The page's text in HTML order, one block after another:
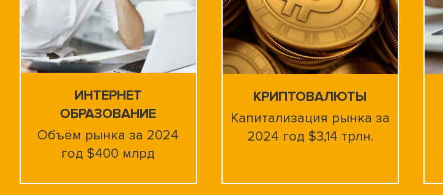
ИНТЕРНЕТ
ОБРАЗОВАНИЕ
Объём рынка за 2024
год $400 млрд
КРИПТОВАЛЮТЫ
Капитализация рынка за
2024 год $3,14 трлн.